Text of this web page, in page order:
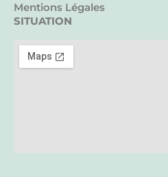
Mentions Légales
SITUATION